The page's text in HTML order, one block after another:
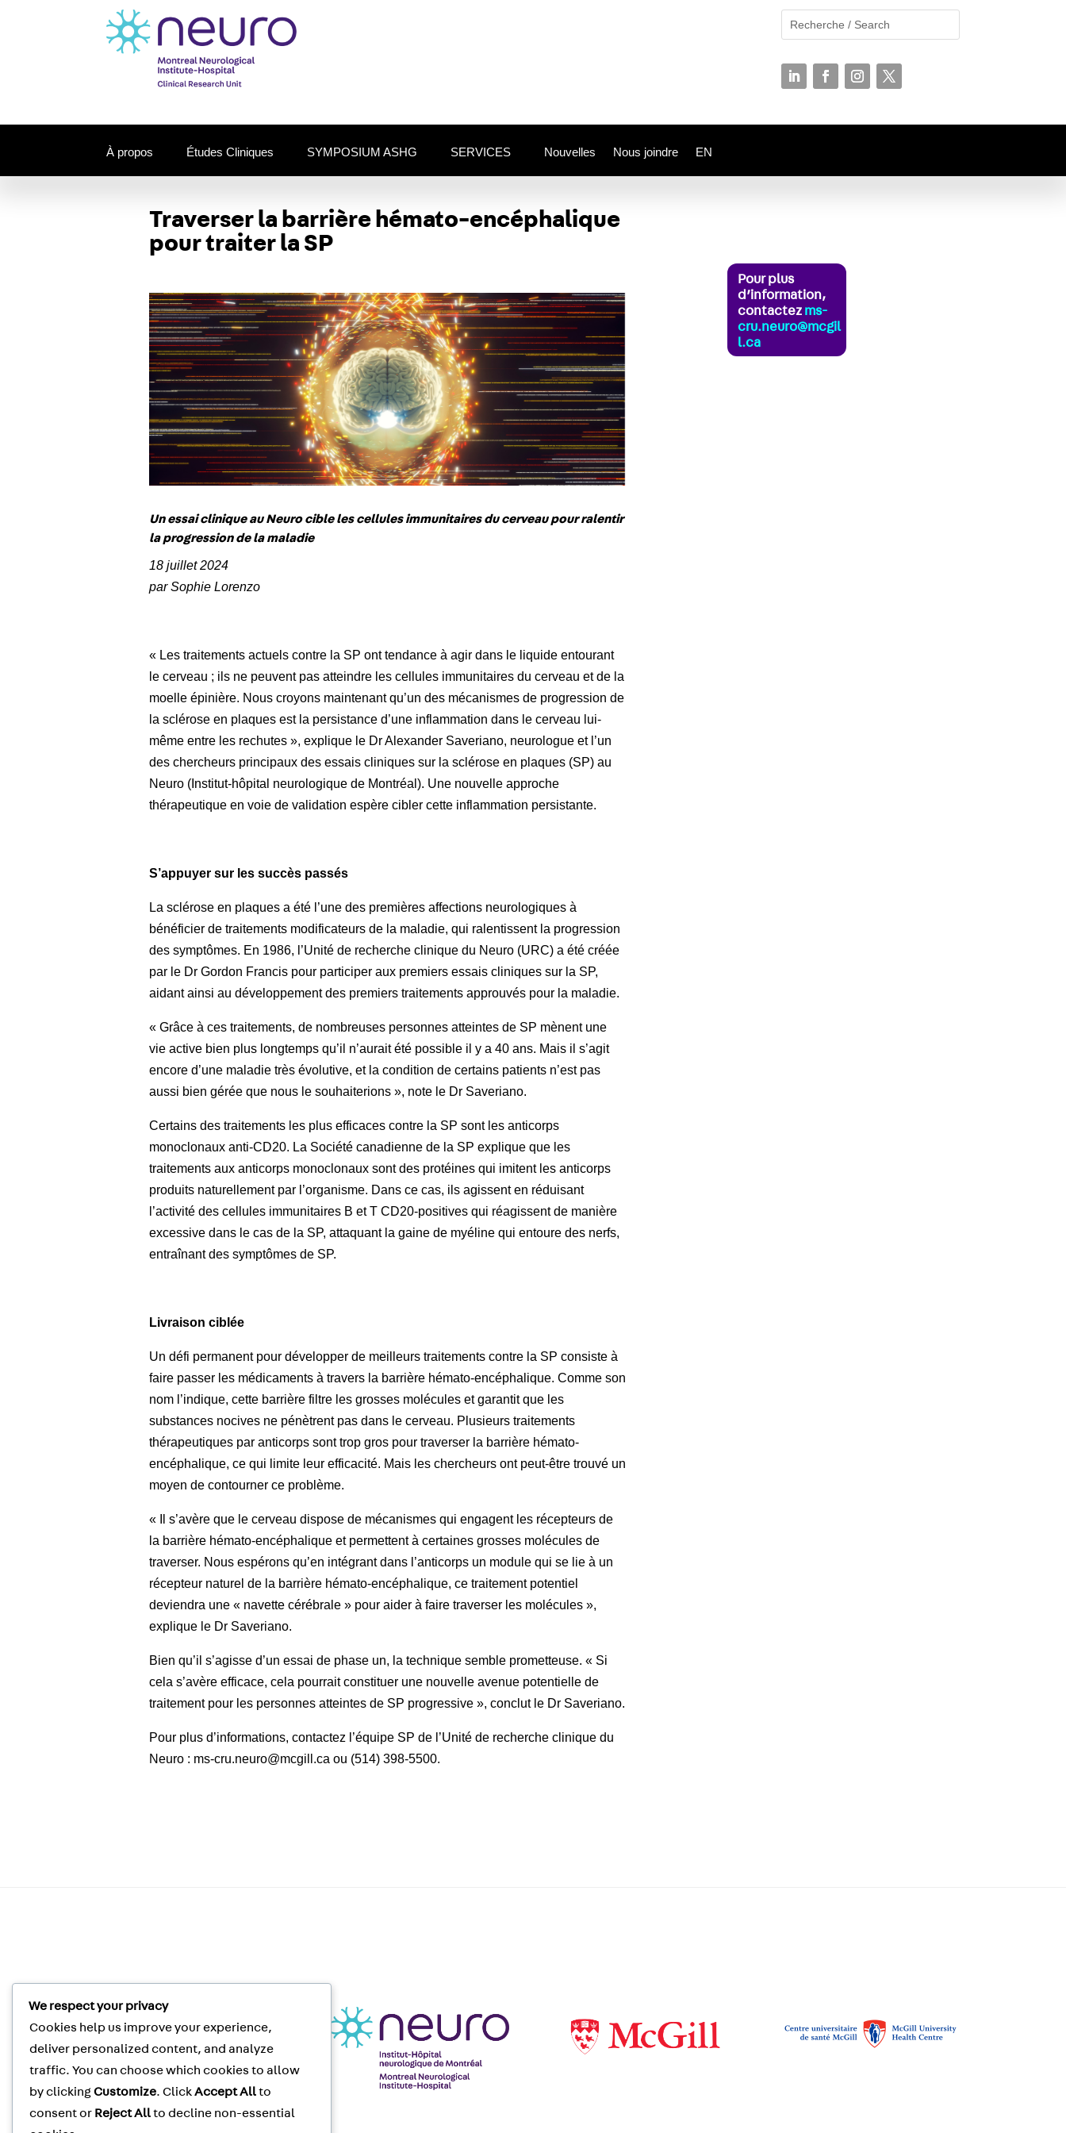
À propos Études Cliniques SYMPOSIUM ASHG SERVICES Nouvelles Nous joindre EN
Traverser la barrière hémato-encéphalique
pour traiter la SP
Un essai clinique au Neuro cible les cellules immunitaires du cerveau pour ralentir
la progression de la maladie
18 juillet 2024
par Sophie Lorenzo
« Les traitements actuels contre la SP ont tendance à agir dans le liquide entourant
le cerveau ; ils ne peuvent pas atteindre les cellules immunitaires du cerveau et de la
moelle épinière. Nous croyons maintenant qu’un des mécanismes de progression de
la sclérose en plaques est la persistance d’une inflammation dans le cerveau lui-
même entre les rechutes », explique le Dr Alexander Saveriano, neurologue et l’un
des chercheurs principaux des essais cliniques sur la sclérose en plaques (SP) au
Neuro (Institut-hôpital neurologique de Montréal). Une nouvelle approche
thérapeutique en voie de validation espère cibler cette inflammation persistante.
S’appuyer sur les succès passés
La sclérose en plaques a été l’une des premières affections neurologiques à
bénéficier de traitements modificateurs de la maladie, qui ralentissent la progression
des symptômes. En 1986, l’Unité de recherche clinique du Neuro (URC) a été créée
par le Dr Gordon Francis pour participer aux premiers essais cliniques sur la SP,
aidant ainsi au développement des premiers traitements approuvés pour la maladie.
« Grâce à ces traitements, de nombreuses personnes atteintes de SP mènent une
vie active bien plus longtemps qu’il n’aurait été possible il y a 40 ans. Mais il s’agit
encore d’une maladie très évolutive, et la condition de certains patients n’est pas
aussi bien gérée que nous le souhaiterions », note le Dr Saveriano.
Certains des traitements les plus efficaces contre la SP sont les anticorps
monoclonaux anti-CD20. La Société canadienne de la SP explique que les
traitements aux anticorps monoclonaux sont des protéines qui imitent les anticorps
produits naturellement par l’organisme. Dans ce cas, ils agissent en réduisant
l’activité des cellules immunitaires B et T CD20-positives qui réagissent de manière
excessive dans le cas de la SP, attaquant la gaine de myéline qui entoure des nerfs,
entraînant des symptômes de SP.
Livraison ciblée
Un défi permanent pour développer de meilleurs traitements contre la SP consiste à
faire passer les médicaments à travers la barrière hémato-encéphalique. Comme son
nom l’indique, cette barrière filtre les grosses molécules et garantit que les
substances nocives ne pénètrent pas dans le cerveau. Plusieurs traitements
thérapeutiques par anticorps sont trop gros pour traverser la barrière hémato-
encéphalique, ce qui limite leur efficacité. Mais les chercheurs ont peut-être trouvé un
moyen de contourner ce problème.
« Il s’avère que le cerveau dispose de mécanismes qui engagent les récepteurs de
la barrière hémato-encéphalique et permettent à certaines grosses molécules de
traverser. Nous espérons qu’en intégrant dans l’anticorps un module qui se lie à un
récepteur naturel de la barrière hémato-encéphalique, ce traitement potentiel
deviendra une « navette cérébrale » pour aider à faire traverser les molécules »,
explique le Dr Saveriano.
Bien qu’il s’agisse d’un essai de phase un, la technique semble prometteuse. « Si
cela s’avère efficace, cela pourrait constituer une nouvelle avenue potentielle de
traitement pour les personnes atteintes de SP progressive », conclut le Dr Saveriano.
Pour plus d’informations, contactez l’équipe SP de l’Unité de recherche clinique du
Neuro : ms-cru.neuro@mcgill.ca ou (514) 398-5500.
Pour plus
d’information,
contactez ms-
cru.neuro@mcgil
l.ca
Unité de recherche clinique |
Clinical Research Unit
Le Neuro | The Neuro
Montréal, QC, CANADA H3A 2B4
: (514) 398-5500
Clinical TrialsFax: (514) 398-8576
We respect your privacy
Cookies help us improve your experience,
deliver personalized content, and analyze
traffic. You can choose which cookies to allow
by clickingCustomize. ClickAccept Allto
consent or Reject Allto decline non-essential